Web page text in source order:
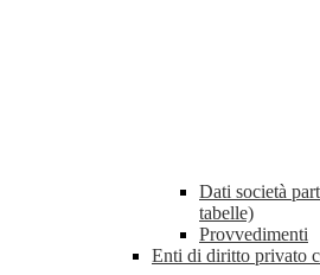
Dati società
tabelle)
Provvedimenti
Enti di diritto privato